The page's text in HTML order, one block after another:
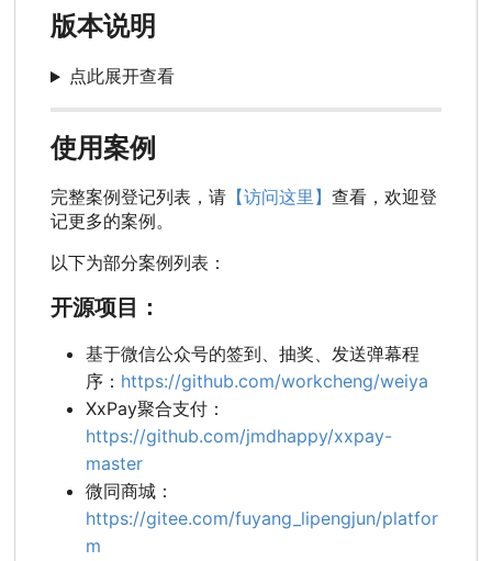
版本说明
点此展开查看
使用案例
完整案例登记列表，请 【访问这里】 查看，欢迎登
记更多的案例。
以下为部分案例列表：
开源项目：
基于微信公众号的签到、抽奖、发送弹幕程
序： https://github.com/workcheng/weiya
XxPay聚合支付：
https://github.com/jmdhappy/xxpay-
master
微同商城：
https://gitee.com/fuyang_lipengjun/platfor
m